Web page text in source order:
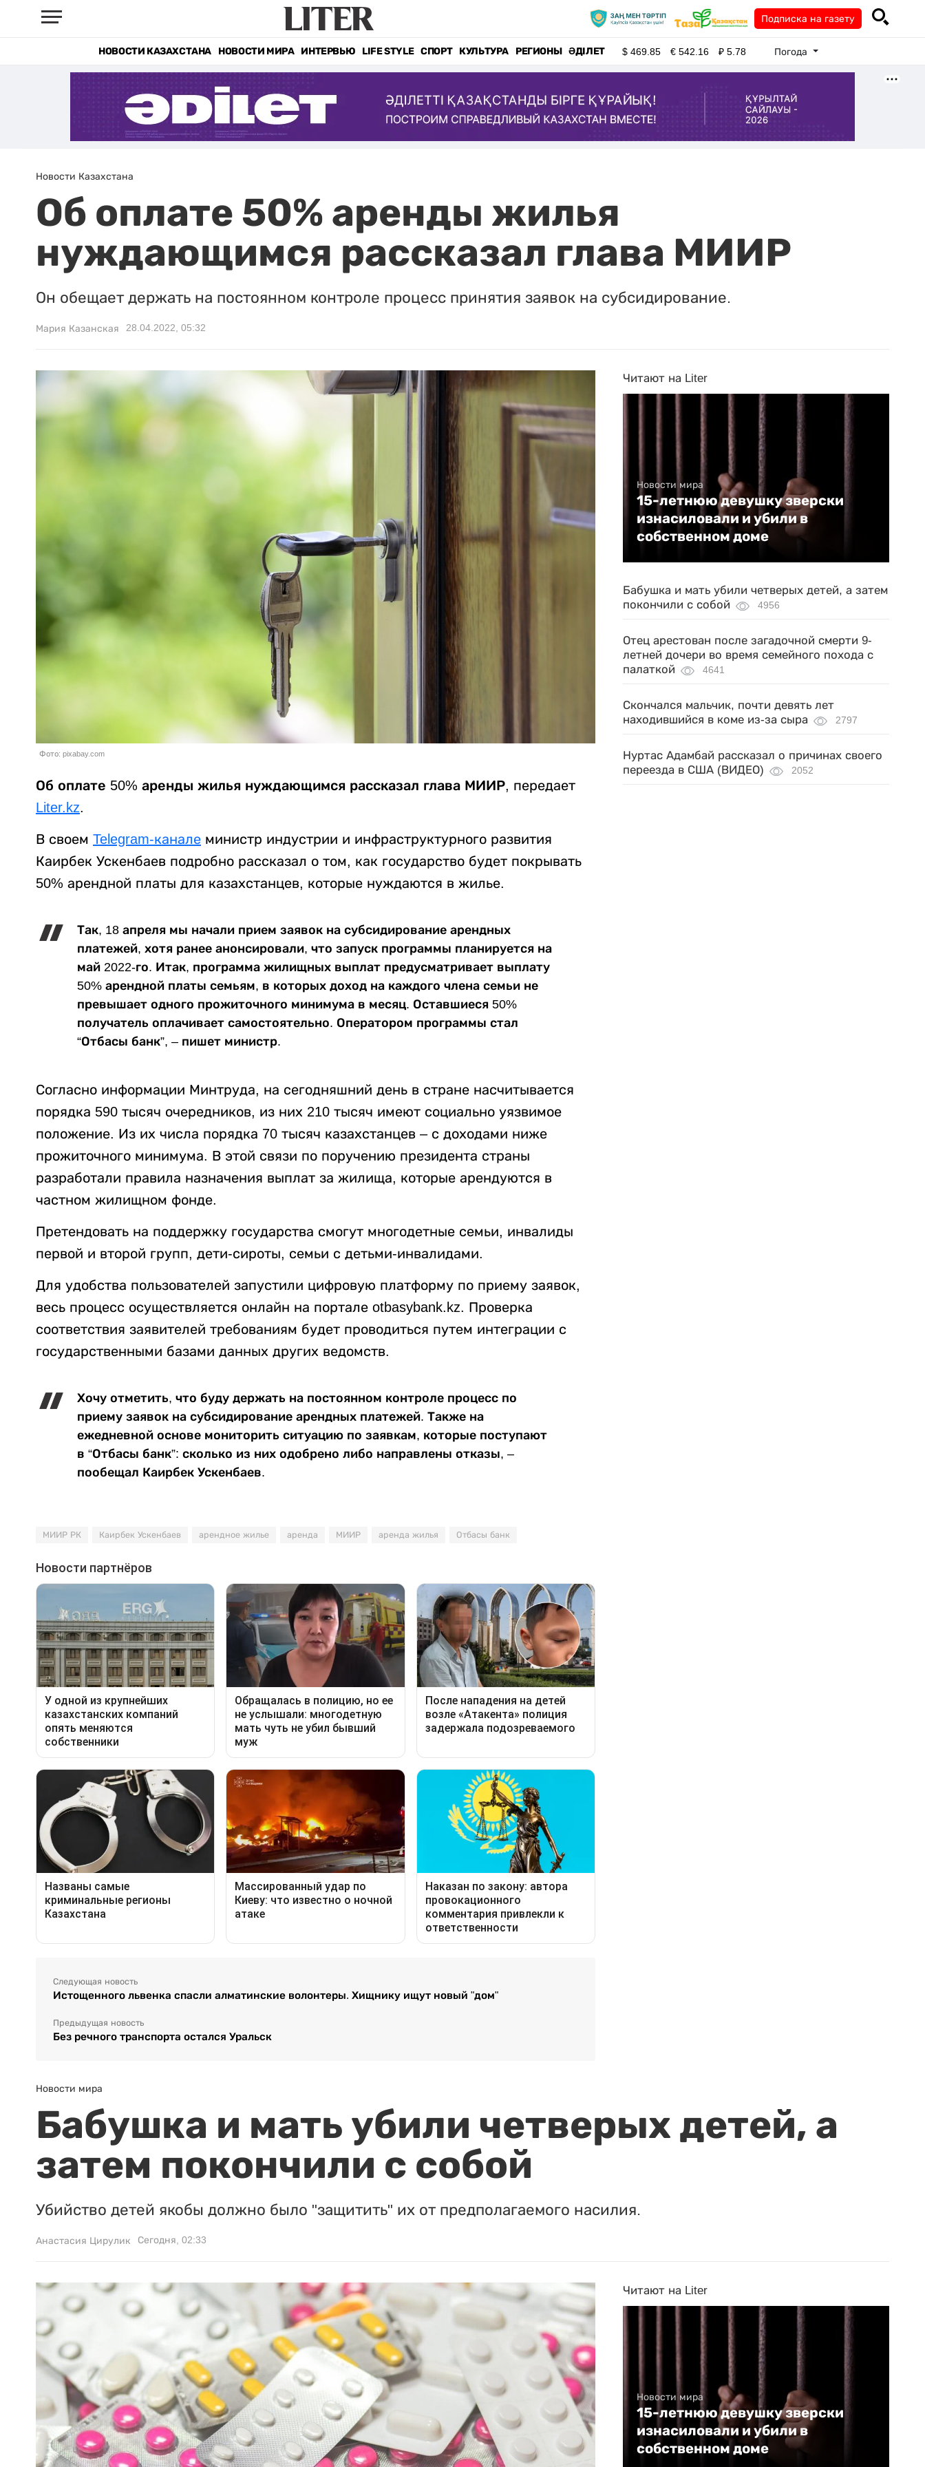
Подписка на газету
НОВОСТИ КАЗАХСТАНА НОВОСТИ МИРА ИНТЕРВЬЮ LIFE STYLE СПОРТ КУЛЬТУРА РЕГИОНЫ ӘДІЛЕТ $469.85 €542.16 ₽5.78 Погода
Новости Казахстана
Об оплате 50% аренды жилья
нуждающимся рассказал глава МИИР
Он обещает держать на постоянном контроле процесс принятия заявок на субсидирование.
Мария Казанская 28.04.2022, 05:32
Фото: pixabay.com
Об оплате 50% аренды жилья нуждающимся рассказал глава МИИР, передает
Liter.kz.
В своем Telegram-канале министр индустрии и инфраструктурного развития
Каирбек Ускенбаев подробно рассказал о том, как государство будет покрывать
50% арендной платы для казахстанцев, которые нуждаются в жилье.
Так, 18 апреля мы начали прием заявок на субсидирование арендных
платежей, хотя ранее анонсировали, что запуск программы планируется на
май 2022-го. Итак, программа жилищных выплат предусматривает выплату
50% арендной платы семьям, в которых доход на каждого члена семьи не
превышает одного прожиточного минимума в месяц. Оставшиеся 50%
получатель оплачивает самостоятельно. Оператором программы стал
“Отбасы банк”, – пишет министр.
Согласно информации Минтруда, на сегодняшний день в стране насчитывается
порядка 590 тысяч очередников, из них 210 тысяч имеют социально уязвимое
положение. Из их числа порядка 70 тысяч казахстанцев – с доходами ниже
прожиточного минимума. В этой связи по поручению президента страны
разработали правила назначения выплат за жилища, которые арендуются в
частном жилищном фонде.
Претендовать на поддержку государства смогут многодетные семьи, инвалиды
первой и второй групп, дети-сироты, семьи с детьми-инвалидами.
Для удобства пользователей запустили цифровую платформу по приему заявок,
весь процесс осуществляется онлайн на портале otbasybank.kz. Проверка
соответствия заявителей требованиям будет проводиться путем интеграции с
государственными базами данных других ведомств.
Хочу отметить, что буду держать на постоянном контроле процесс по
приему заявок на субсидирование арендных платежей. Также на
ежедневной основе мониторить ситуацию по заявкам, которые поступают
в “Отбасы банк”: сколько из них одобрено либо направлены отказы, –
пообещал Каирбек Ускенбаев.
МИИР РК Каирбек Ускенбаев арендное жилье аренда МИИР аренда жилья Отбасы банк
Следующая новость
Истощенного львенка спасли алматинские волонтеры. Хищнику ищут новый "дом"
Предыдущая новость
Без речного транспорта остался Уральск
Читают на Liter
Новости мира
15-летнюю девушку зверски
изнасиловали и убили в
собственном доме
Бабушка и мать убили четверых детей, а затем
покончили с собой
4956
Отец арестован после загадочной смерти 9-
летней дочери во время семейного похода с
палаткой
4641
Скончался мальчик, почти девять лет
находившийся в коме из-за сыра
2797
Нуртас Адамбай рассказал о причинах своего
переезда в США (ВИДЕО)
2052
Новости мира
Бабушка и мать убили четверых детей, а
затем покончили с собой
Убийство детей якобы должно было "защитить" их от предполагаемого насилия.
Анастасия Цирулик Сегодня, 02:33
Читают на Liter
Новости мира
15-летнюю девушку зверски
изнасиловали и убили в
собственном доме